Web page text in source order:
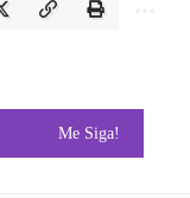
Me Siga!